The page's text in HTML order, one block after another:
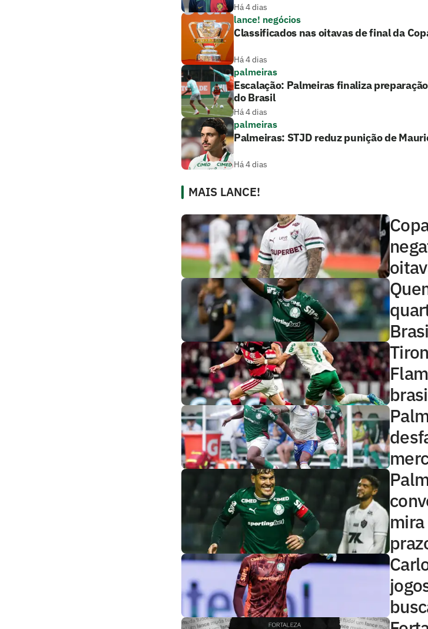
Há 4 dias
lance! negócios
Classificados nas oitavas de final da
Há 4 dias
palmeiras
Escalação: Palmeiras finaliza
do Brasil
Há 4 dias
palmeiras
Palmeiras: STJD reduz punição de
Há 4 dias
MAIS LANCE!